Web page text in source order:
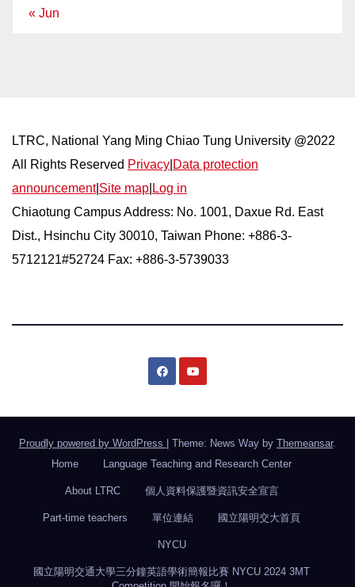
« Jun
LTRC, National Yang Ming Chiao Tung University @2022
All Rights Reserved Privacy Data protection
announcement| Site map Log in
Chiaotung Campus Address: No. 1001, Daxue Rd. East
Dist., Hsinchu City 30010, Taiwan Phone: +886-3-
5712121#52724 Fax: +886-3-5739033
Proudly powered by WordPress Theme: News Way by Themeansar.
Home
Language Teaching and Research Center
About LTRC 個人資料保護暨資訊安全宣言
Part-time teachers 單位連結 國立陽明交大首頁
NYCU
國立陽明交通大學三分鐘英語學術簡報比賽 NYCU 2024 3MT